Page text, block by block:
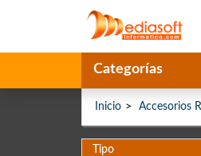
Categorías
Inicio Accesorios
Tipo